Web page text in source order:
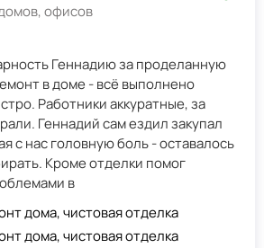
офисов
Геннадию за проделанную
в доме - всё выполнено
Работники аккуратные, за
Геннадий сам ездил закупал
с нас головную боль - оставалось
Кроме отделки помог
в